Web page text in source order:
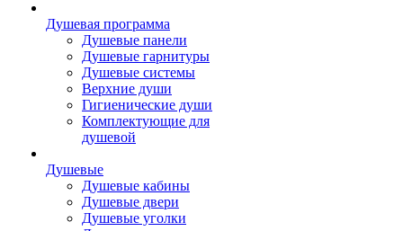
Душевая программа
Душевые панели
Душевые гарнитуры
Душевые системы
Верхние души
Гигиенические души
Комплектующие для
душевой
Душевые
Душевые кабины
Душевые двери
Душевые уголки